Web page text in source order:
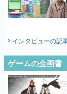
インタビューの記
ゲームの企画書